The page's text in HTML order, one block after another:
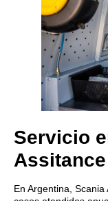
Servicio
En Argentina,